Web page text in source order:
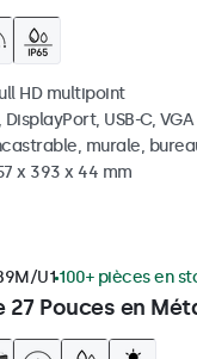
HD multipoint
DisplayPort, USB-C, VGA
murale,
x 393 x 44 mm
27 Pouces en
U1 100+ pièces en